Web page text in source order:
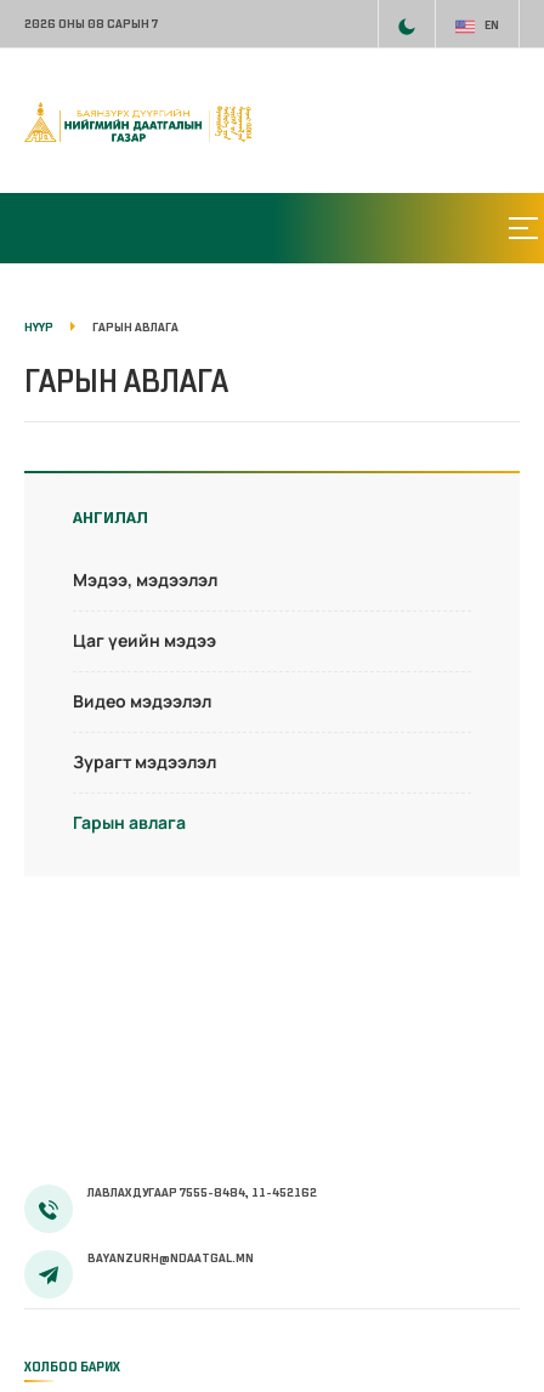
2026 ОНЫ 08 САРЫН 7 EN
НҮҮР ГАРЫН АВЛАГА
ГАРЫН АВЛАГА
АНГИЛАЛ
Мэдээ, мэдээлэл
Цаг үеийн мэдээ
Видео мэдээлэл
Зурагт мэдээлэл
Гарын авлага
ЛАВЛАХ ДУГААР 7555-8484, 11-452162
BAYANZURH@NDAATGAL.MN
ХОЛБОО БАРИХ